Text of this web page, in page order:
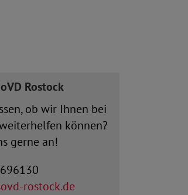
Rostock
ob wir Ihnen bei
können?
gerne an!
rostock.de